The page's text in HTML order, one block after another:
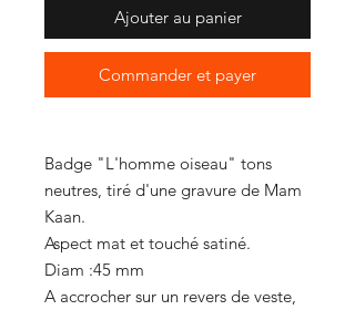
Ajouter au panier
Commander et payer
Badge "L'homme oiseau" tons
neutres, tiré d'une gravure de Mam
Kaan.
Aspect mat et touché satiné.
Diam :45 mm
A accrocher sur un revers de veste,